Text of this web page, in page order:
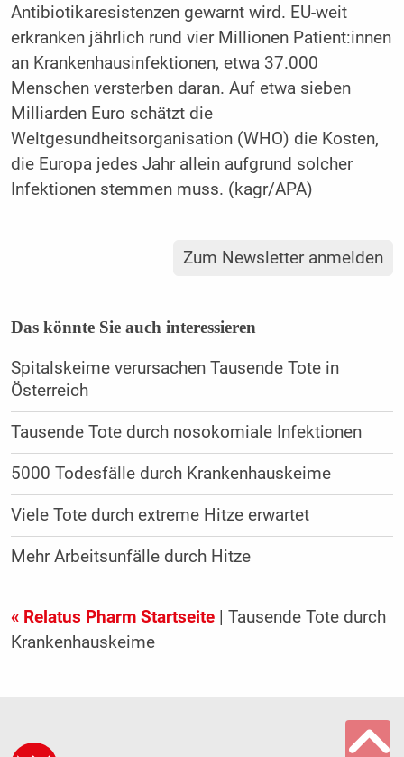
Antibiotikaresistenzen gewarnt wird. EU-weit
erkranken jährlich rund vier Millionen Patient:innen
an Krankenhausinfektionen, etwa 37.000
Menschen versterben daran. Auf etwa sieben
Milliarden Euro schätzt die
Weltgesundheitsorganisation (WHO) die Kosten,
die Europa jedes Jahr allein aufgrund solcher
Infektionen stemmen muss. (kagr/APA)
Zum Newsletter anmelden
Das könnte Sie auch interessieren
Spitalskeime verursachen Tausende Tote in
Österreich
Tausende Tote durch nosokomiale Infektionen
5000 Todesfälle durch Krankenhauskeime
Viele Tote durch extreme Hitze erwartet
Mehr Arbeitsunfälle durch Hitze
« Relatus Pharm Startseite| Tausende Tote durch
Krankenhauskeime